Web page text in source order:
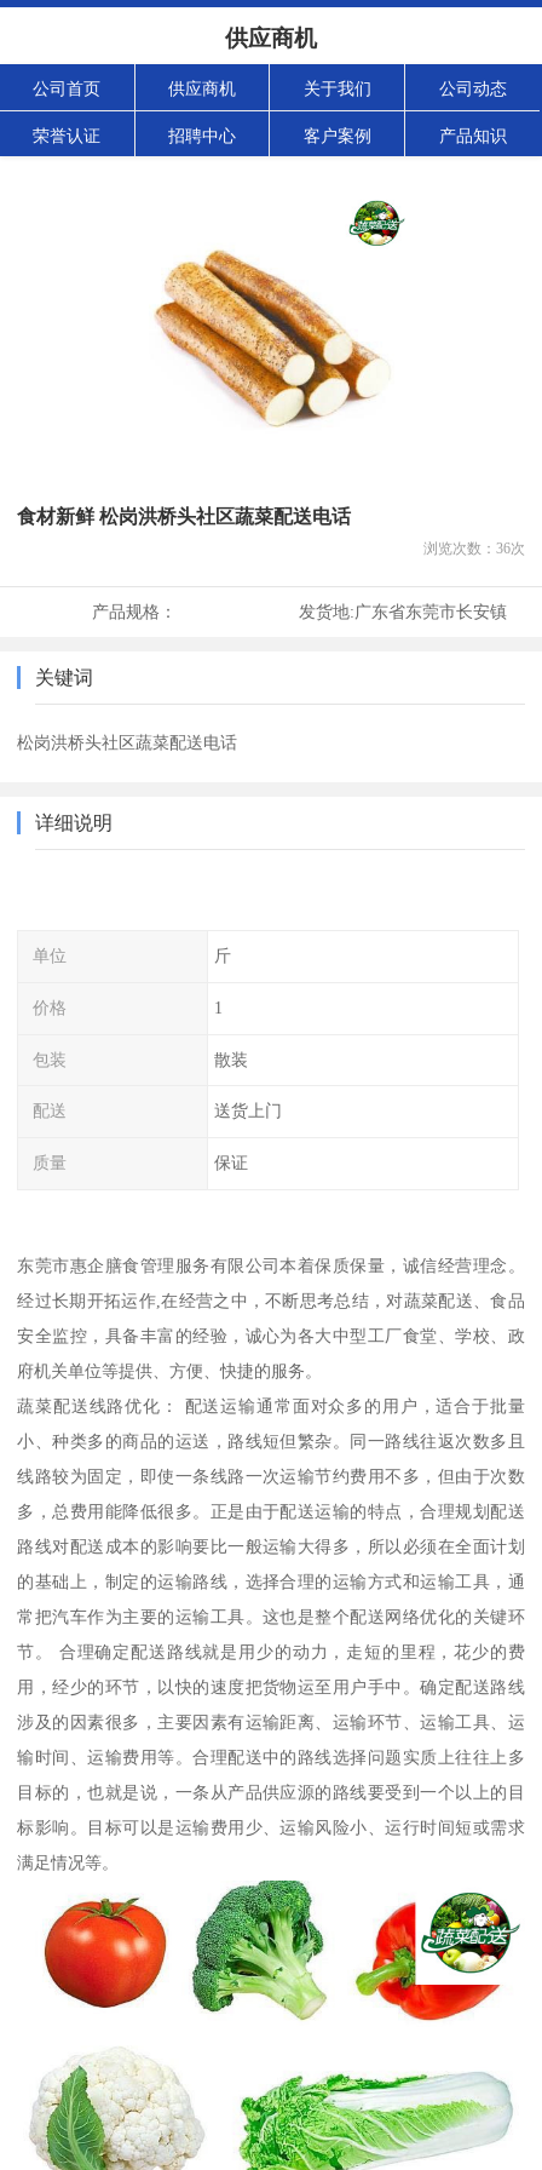
供应商机
公司首页 供应商机 关于我们 公司动态
荣誉认证 招聘中心 客户案例 产品知识
食材新鲜 松岗洪桥头社区蔬菜配送电话
浏览次数： 36次
产品规格： 发货地:广东省东莞市长安镇
关键词
松岗洪桥头社区蔬菜配送电话
详细说明
单位 斤
价格 1
包装 散装
配送 送货上门
质量 保证
东莞市惠企膳食管理服务有限公司本着保质保量，诚信经营理念。
经过长期开拓运作,在经营之中，不断思考总结，对蔬菜配送、食品
安全监控，具备丰富的经验，诚心为各大中型工厂食堂、学校、政
府机关单位等提供、方便、快捷的服务。
蔬菜配送线路优化： 配送运输通常面对众多的用户，适合于批量
小、种类多的商品的运送，路线短但繁杂。同一路线往返次数多且
线路较为固定，即使一条线路一次运输节约费用不多，但由于次数
多，总费用能降低很多。正是由于配送运输的特点，合理规划配送
路线对配送成本的影响要比一般运输大得多，所以必须在全面计划
的基础上，制定的运输路线，选择合理的运输方式和运输工具，通
常把汽车作为主要的运输工具。这也是整个配送网络优化的关键环
节。 合理确定配送路线就是用少的动力，走短的里程，花少的费
用，经少的环节，以快的速度把货物运至用户手中。确定配送路线
涉及的因素很多，主要因素有运输距离、运输环节、运输工具、运
输时间、运输费用等。合理配送中的路线选择问题实质上往往上多
目标的，也就是说，一条从产品供应源的路线要受到一个以上的目
标影响。目标可以是运输费用少、运输风险小、运行时间短或需求
满足情况等。